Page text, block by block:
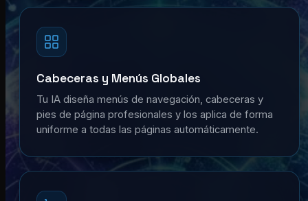
Cabeceras y Menús Globales
Tu IA diseña menús de navegación, cabeceras y
pies de página profesionales y los aplica de forma
uniforme a todas las páginas automáticamente.